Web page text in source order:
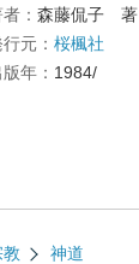
： 森藤侃子 著
元： 桜楓社
年： 1984/
教 神道